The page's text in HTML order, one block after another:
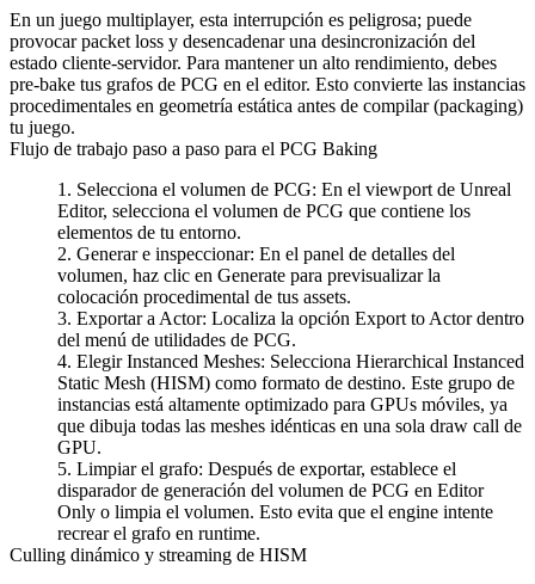
En un juego multiplayer, esta interrupción es peligrosa; puede
provocar packet loss y desencadenar una desincronización del
estado cliente-servidor. Para mantener un alto rendimiento, debes
pre-bake tus grafos de PCG en el editor. Esto convierte las instancias
procedimentales en geometría estática antes de compilar (packaging)
tu juego.
Flujo de trabajo paso a paso para el PCG Baking
Selecciona el volumen de PCG: En el viewport de Unreal
Editor, selecciona el volumen de PCG que contiene los
elementos de tu entorno.
Generar e inspeccionar: En el panel de detalles del
volumen, haz clic en Generate para previsualizar la
colocación procedimental de tus assets.
Exportar a Actor: Localiza la opción Export to Actordentro
del menú de utilidades de PCG.
Elegir Instanced Meshes: Selecciona Hierarchical Instanced
Static Mesh (HISM) como formato de destino. Este grupo de
instancias está altamente optimizado para GPUs móviles, ya
que dibuja todas las meshes idénticas en una sola draw call de
GPU.
Limpiar el grafo: Después de exportar, establece el
disparador de generación del volumen de PCG en Editor
Only o limpia el volumen. Esto evita que el engine intente
recrear el grafo en runtime.
Culling dinámico y streaming de HISM